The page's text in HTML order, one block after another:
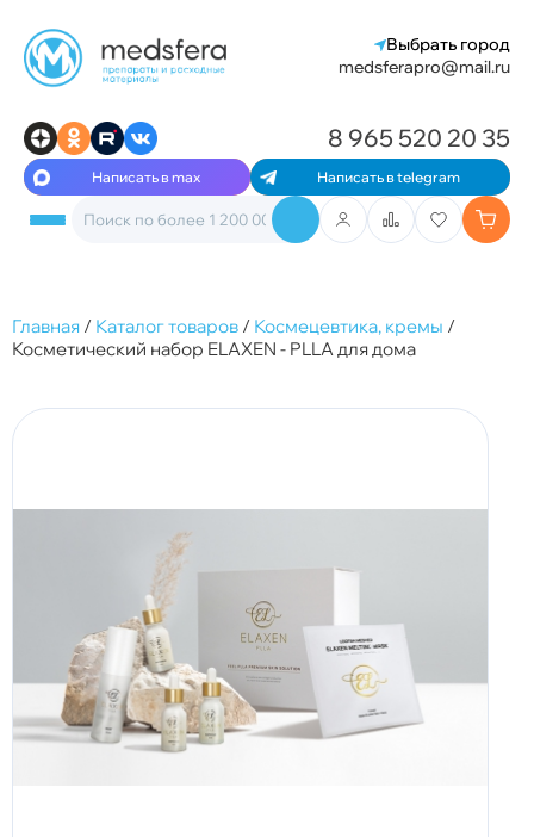
Выбрать город
medsferapro@mail.ru
Написать в max Написать в telegram
8 965 520 20 35
Главная / Каталог товаров / Космецевтика, кремы /
Косметический набор ELAXEN - PLLA для дома